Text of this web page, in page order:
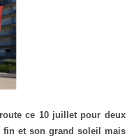
ce 10 juillet pour deux
et son grand soleil mais